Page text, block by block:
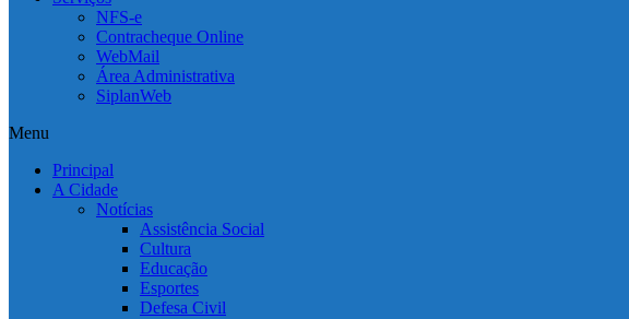
NFS-e
Contracheque Online
WebMail
Área Administrativa
SiplanWeb
Menu
Principal
A Cidade
Notícias
Assistência Social
Cultura
Educação
Esportes
Defesa Civil